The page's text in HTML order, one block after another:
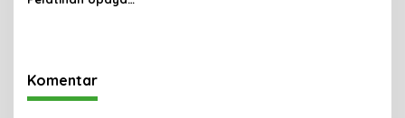
Komentar